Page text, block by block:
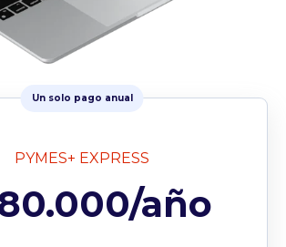
Un solo pago anual
PYMES+ EXPRESS
año